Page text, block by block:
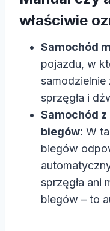
właściwie
Samochód
pojazdu, w
samodzielnie
sprzęgła i
Samochód
biegów: W
biegów
sprzęgła ani
biegów – to